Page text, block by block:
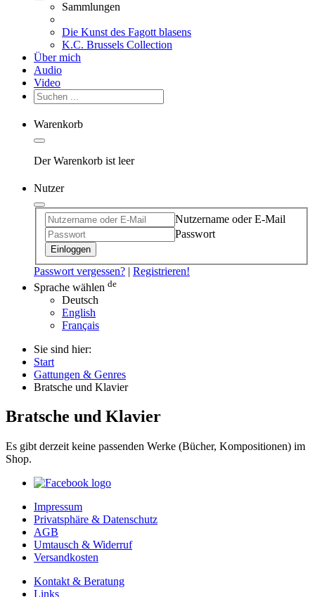
Sammlungen
Die Kunst des Fagott blasens
K.C. Brussels Collection
Über mich
Audio
Video
Warenkorb
Der Warenkorb ist leer
Nutzer
Nutzername oder E-Mail
Passwort
Einloggen
Passwort vergessen? | Registrieren!
Sprache wählen de
Deutsch
English
Français
Sie sind hier:
Start
Gattungen & Genres
Bratsche und Klavier
Bratsche und Klavier
Es gibt derzeit keine passenden Werke (Bücher, Kompositionen) im
Shop.
Impressum
Privatsphäre & Datenschutz
AGB
Umtausch & Widerruf
Versandkosten
Kontakt & Beratung
Links